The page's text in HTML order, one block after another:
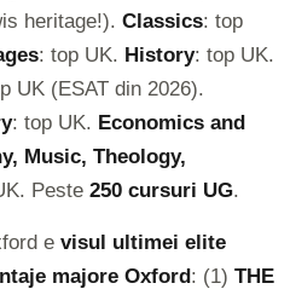
heritage!). Classics: top
: top UK. History: top UK.
UK (ESAT din 2026).
: top UK. Economics and
Music, Theology,
Peste 250 cursuri UG.
e visul ultimei elite
majore Oxford: (1) THE